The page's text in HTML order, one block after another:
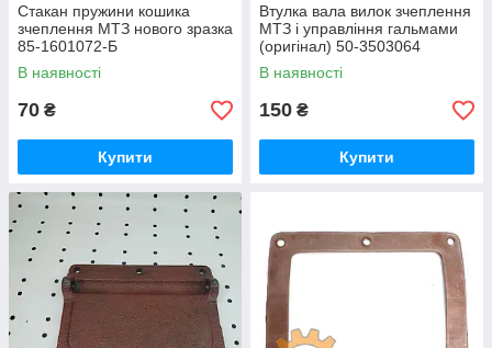
Стакан пружини кошика
зчеплення МТЗ нового зразка
85-1601072-Б
В наявності
70 ₴
Купити
Втулка вала вилок зчеплення
МТЗ і управління гальмами
(оригінал) 50-3503064
В наявності
150 ₴
Купити